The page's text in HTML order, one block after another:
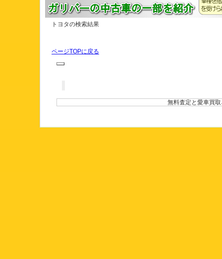
トヨタの検索結果
ページTOPに戻る
無料査定と愛車買